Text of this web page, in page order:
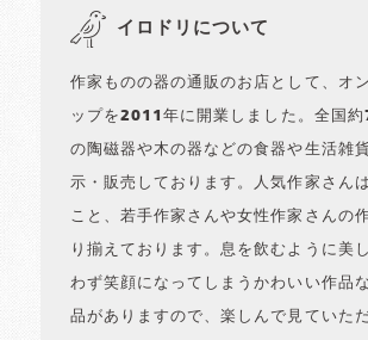
イロドリについて
作家ものの器の通販のお店として、オ
ップを2011年に開業しました。全国約
の陶磁器や木の器などの食器や生活雑
示・販売しております。人気作家さん
こと、若手作家さんや女性作家さんの
り揃えております。息を飲むように美
わず笑顔になってしまうかわいい作品
品がありますので、楽しんで見ていた